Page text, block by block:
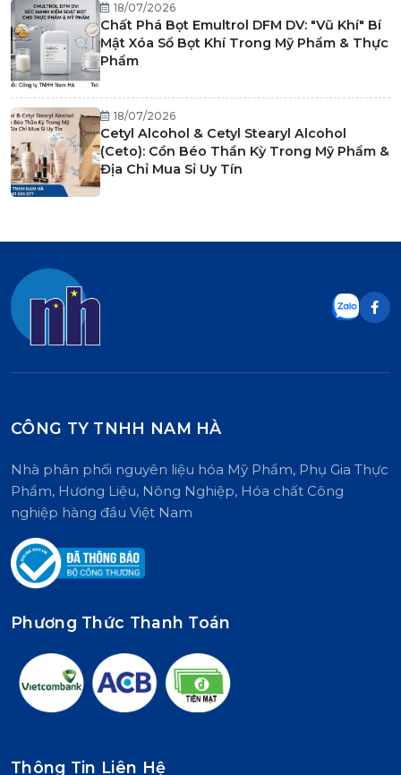
18/07/2026
Chất Phá Bọt Emultrol DFM DV: "Vũ Khí" Bí
Mật Xóa Sổ Bọt Khí Trong Mỹ Phẩm & Thực
Phẩm
18/07/2026
Cetyl Alcohol & Cetyl Stearyl Alcohol
(Ceto): Cồn Béo Thần Kỳ Trong Mỹ Phẩm &
Địa Chỉ Mua Sỉ Uy Tín
CÔNG TY TNHH NAM HÀ
Nhà phân phối nguyên liệu hóa Mỹ Phẩm, Phụ Gia Thực
Phẩm, Hương Liệu, Nông Nghiệp, Hóa chất Công
nghiệp hàng đầu Việt Nam
Phương Thức Thanh Toán
Thông Tin Liên Hệ